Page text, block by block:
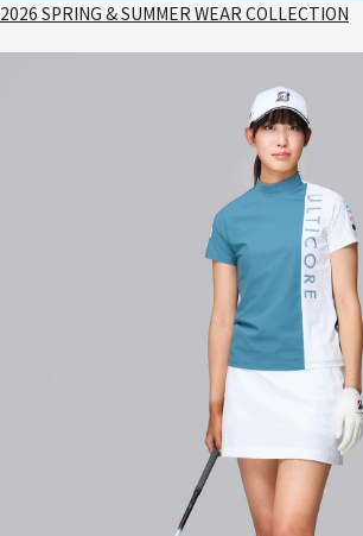
2026 SPRING & SUMMER WEAR COLLECTION